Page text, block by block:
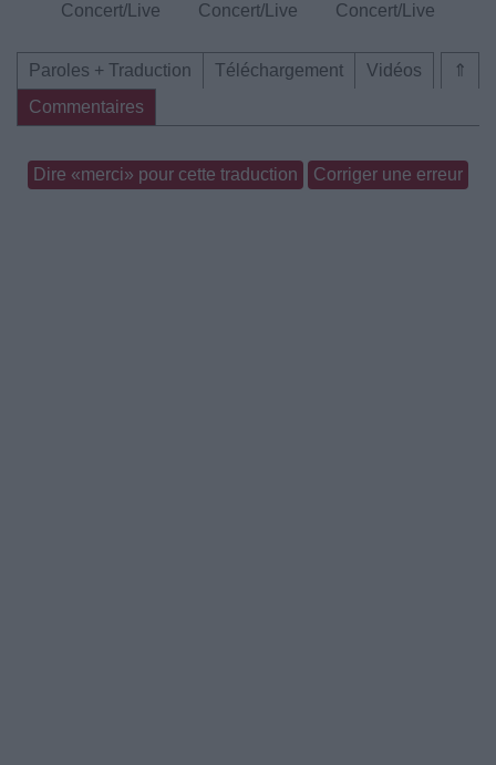
Concert/Live Concert/Live Concert/Live
⇑
Paroles + Traduction Téléchargement
Vidéos
Commentaires
Dire «merci» pour cette traduction Corriger une erreur